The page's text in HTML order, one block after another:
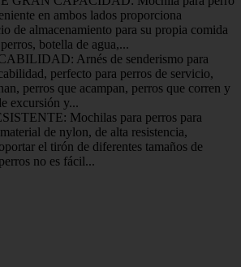
en ambos lados proporciona
de almacenamiento para su propia comida
botella de agua,...
Arnés de senderismo para
perfecto para perros de servicio,
perros que acampan, perros que corren y
excursión y...
Mochilas para perros para
de nylon, de alta resistencia,
el tirón de diferentes tamaños de
no es fácil...